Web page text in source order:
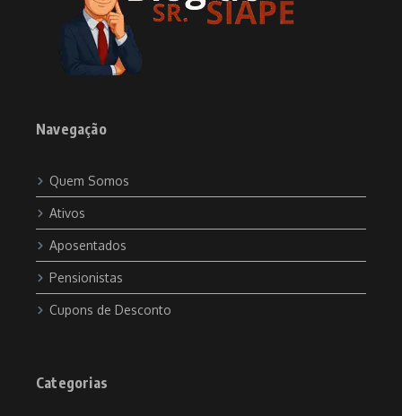
Navegação
Quem Somos
Ativos
Aposentados
Pensionistas
Cupons de Desconto
Categorias